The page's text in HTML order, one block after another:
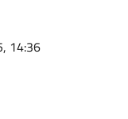
14:36